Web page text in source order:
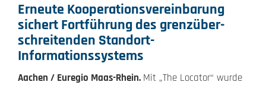
Erneute Kooperationsvereinbarung
sichert Fortführung des grenzüber-
schreitenden Standort-
Informationssystems
Aachen / Euregio Maas-Rhein. Mit „The Locator“ wurde